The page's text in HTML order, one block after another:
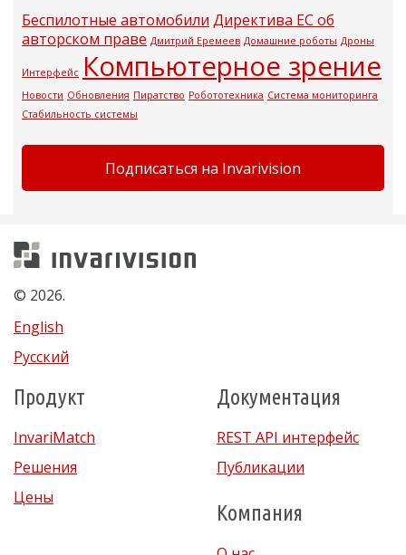
Беспилотные автомобили Директива ЕС об
авторском праве Дмитрий Еремеев Домашние роботы Дроны
Интерфейс Компьютерное зрение
Новости Обновления Пиратство Робототехника Система мониторинга
Стабильность системы
Подписаться на Invarivision
© 2026.
English
Русский
Продукт
InvariMatch
Решения
Цены
Документация
REST API интерфейс
Публикации
Компания